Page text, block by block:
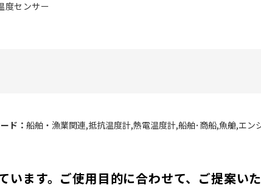
度センサー
ド： 船舶・漁業関連 抵抗温度計 熱電温度計 船舶･商船 魚艙 エン
います。ご使用目的に合わせて、ご提案い